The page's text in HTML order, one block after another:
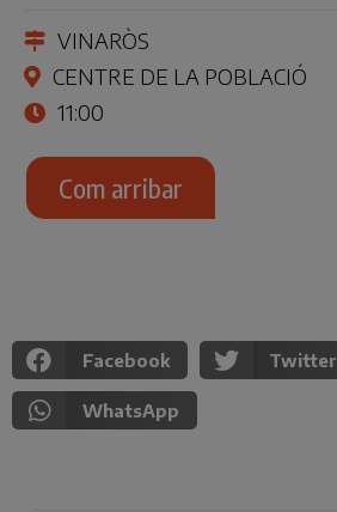
VINARÒS
CENTRE DE LA POBLACIÓ
11:00
Com arribar
Facebook Twitter
WhatsApp